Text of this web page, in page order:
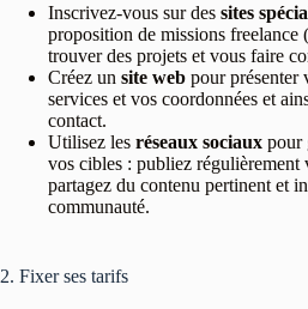
Inscrivez-vous sur des sites
proposition de missions
trouver des projets et vous faire
Créez un site web pour présenter
services et vos coordonnées et
contact.
Utilisez les réseaux sociaux pour
vos cibles : publiez régulièrement
partagez du contenu pertinent et
communauté.
2. Fixer ses tarifs